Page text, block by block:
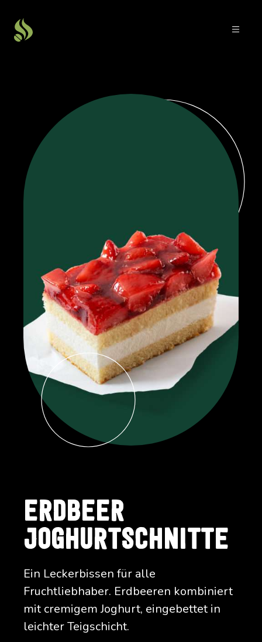
ERDBEER
JOGHURTSCHNITTE
Ein Leckerbissen für alle
Fruchtliebhaber. Erdbeeren kombiniert
mit cremigem Joghurt, eingebettet in
leichter Teigschicht.